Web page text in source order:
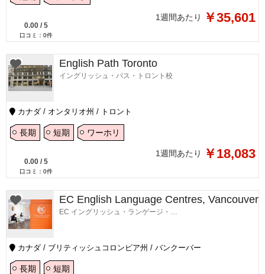
0.00 / 5
口コミ： 0件
1週間あたり ￥35,601
English Path Toronto
イングリッシュ・パス・トロント校
カナダ / オンタリオ州 / トロント
長期 短期 ワーホリ
0.00 / 5
口コミ： 0件
1週間あたり ￥18,083
EC English Language Centres, Vancouver
EC イングリッシュ・ランゲージ・センターズ・バンクーバー校
カナダ / ブリティッシュコロンビア州 / バンクーバー
長期 短期